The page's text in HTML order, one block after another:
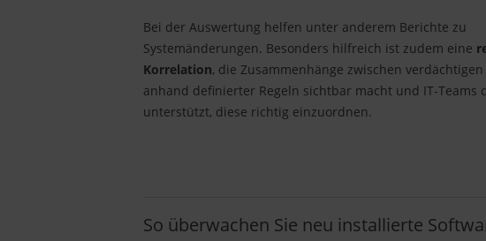
Bei der Auswertung helfen unter anderem Berichte zu
Systemänderungen. Besonders hilfreich ist zudem eine
Korrelation, die Zusammenhänge zwischen
anhand definierter Regeln sichtbar macht und IT-Teams
unterstützt, diese richtig einzuordnen.
So überwachen Sie neu installierte